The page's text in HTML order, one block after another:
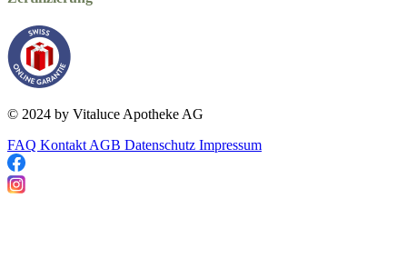
© 2024 by Vitaluce Apotheke AG
FAQ Kontakt AGB Datenschutz Impressum